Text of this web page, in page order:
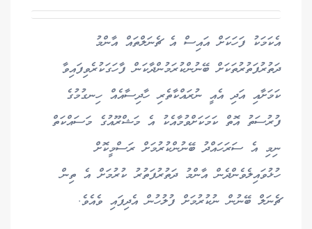
އެކަމަކު ފަހަކަށް އައިސް އެ ޗެނަލްތައް އާންމު
ދަތުރުފަތުރުތަކަށް ބޭނުންކުރަމުންދާކަން ފާހަގަކުރެވިފައިވާ
ކަމަށާއި އަދި އެއީ ނުރައްކާތެރި ހާދިސާއެއް ހިނގުމުގެ
ފުރުސަތު އޮތް ކަމަކަށްވުމާއެކު އެ މަޝްރޫއުގެ މަސައްކަތް
ނިމި އެ ސަރަހައްދު ބޭނުންކުރުމަށް ރަސްމީކޮށް
ހުޅުވައިލެވެންދެން އާންމު ދަތުރުފަތުރު ކުރުމަށް އެ ތިން
ޗެނަލް ބޭނުން ނުކުރުމަށް ފުލުހުން އެދިފައި ވެއެވެ.